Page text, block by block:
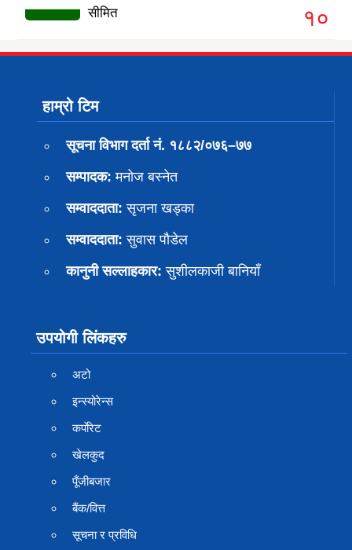
सीमित
१०
हाम्रो टिम
सूचना विभाग दर्ता नं. १८८२/०७६–७७
सम्पादक: मनोज बस्नेत
सम्वाददाता: सृजना खड्का
सम्वाददाता: सुवास पाैडेल
कानुनी सल्लाहकार: सुशीलकाजी बानियाँ
उपयोगी लिंकहरु
अटो
इन्स्योरेन्स
कर्पाेरेट
खेलकुद
पूँजीबजार
बैंक/वित्त
सूचना र प्रविधि